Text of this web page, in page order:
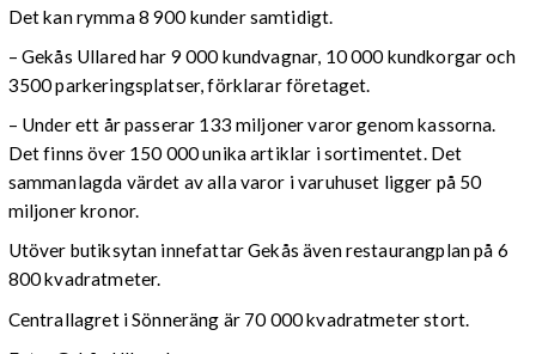
Det kan rymma 8 900 kunder samtidigt.
– Gekås Ullared har 9 000 kundvagnar, 10 000 kundkorgar och
3500 parkeringsplatser, förklarar företaget.
– Under ett år passerar 133 miljoner varor genom kassorna.
Det finns över 150 000 unika artiklar i sortimentet. Det
sammanlagda värdet av alla varor i varuhuset ligger på 50
miljoner kronor.
Utöver butiksytan innefattar Gekås även restaurangplan på 6
800 kvadratmeter.
Centrallagret i Sönneräng är 70 000 kvadratmeter stort.